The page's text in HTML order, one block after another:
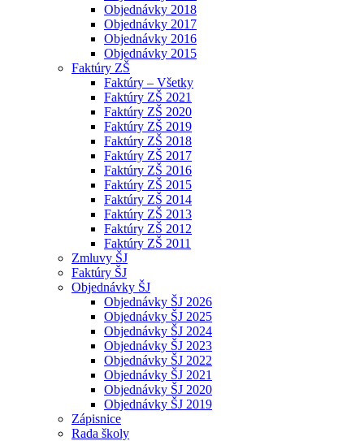
Objednávky 2018
Objednávky 2017
Objednávky 2016
Objednávky 2015
Faktúry ZŠ
Faktúry – Všetky
Faktúry ZŠ 2021
Faktúry ZŠ 2020
Faktúry ZŠ 2019
Faktúry ZŠ 2018
Faktúry ZŠ 2017
Faktúry ZŠ 2016
Faktúry ZŠ 2015
Faktúry ZŠ 2014
Faktúry ZŠ 2013
Faktúry ZŠ 2012
Faktúry ZŠ 2011
Zmluvy ŠJ
Faktúry ŠJ
Objednávky ŠJ
Objednávky ŠJ 2026
Objednávky ŠJ 2025
Objednávky ŠJ 2024
Objednávky ŠJ 2023
Objednávky ŠJ 2022
Objednávky ŠJ 2021
Objednávky ŠJ 2020
Objednávky ŠJ 2019
Zápisnice
Rada školy